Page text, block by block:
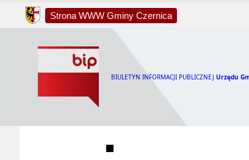
Strona WWW Gminy Czernica
BIULETYN INFORMACJI PUBLICZNEJ Urzędu